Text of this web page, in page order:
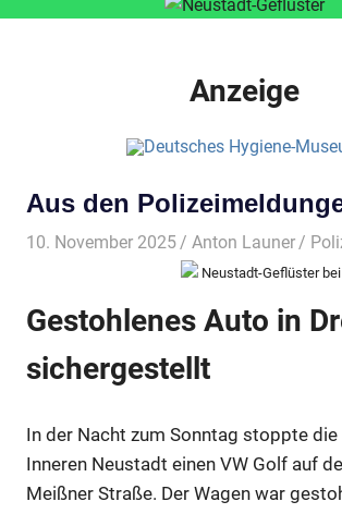
Anzeige
Aus den
10. November 2025 Anton Launer
Neustadt-Geflüster bei
Gestohlenes Auto in
sichergestellt
In der Nacht zum Sonntag stoppte
Inneren Neustadt einen VW Golf auf
Meißner Straße. Der Wagen war